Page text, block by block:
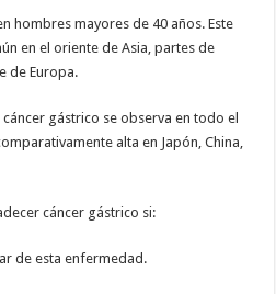
hombres mayores de 40 años. Este
en el oriente de Asia, partes de
de Europa.
gástrico se observa en todo el
alta en Japón, China,
cáncer gástrico si:
de esta enfermedad.